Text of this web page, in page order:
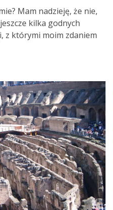
Mam nadzieję, że nie,
kilka godnych
z którymi moim zdaniem